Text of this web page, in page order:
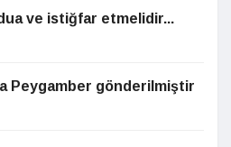
ve istiğfar etmelidir...
Peygamber gönderilmiştir